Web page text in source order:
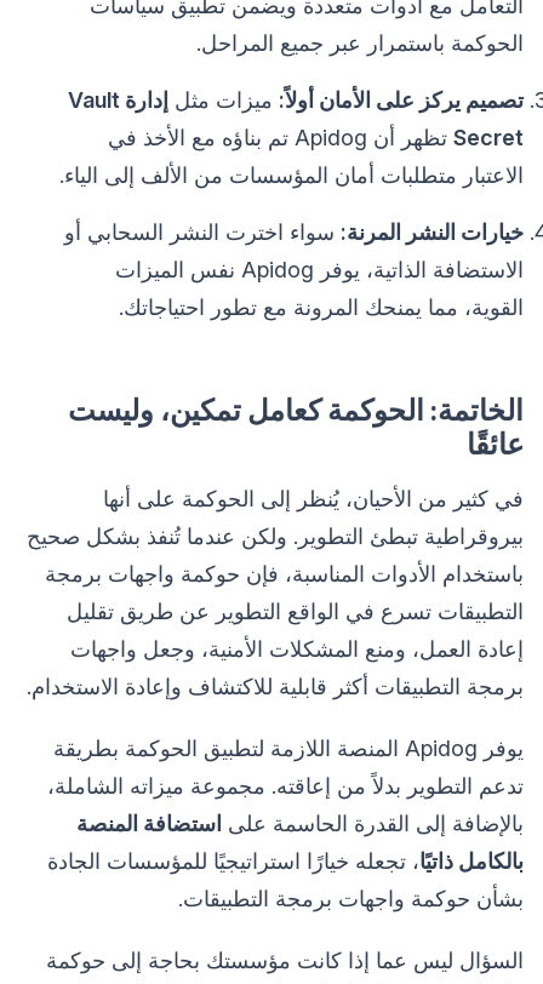
التعامل مع أدوات متعددة ويضمن تطبيق سياسات
الحوكمة باستمرار عبر جميع المراحل.
تصميم يركز على الأمان أولاً: ميزات مثل
إدارة Vault
Secret
تظهر أن Apidog تم بناؤه مع الأخذ في
الاعتبار متطلبات أمان المؤسسات من الألف إلى الياء.
خيارات النشر المرنة: سواء اخترت النشر السحابي أو
الاستضافة الذاتية، يوفر Apidog نفس الميزات
القوية، مما يمنحك المرونة مع تطور احتياجاتك.
الخاتمة: الحوكمة كعامل تمكين، وليست
عائقًا
في كثير من الأحيان، يُنظر إلى الحوكمة على أنها
بيروقراطية تبطئ التطوير. ولكن عندما تُنفذ بشكل صحيح
باستخدام الأدوات المناسبة، فإن حوكمة واجهات برمجة
التطبيقات تسرع في الواقع التطوير عن طريق تقليل
إعادة العمل، ومنع المشكلات الأمنية، وجعل واجهات
برمجة التطبيقات أكثر قابلية للاكتشاف وإعادة الاستخدام.
يوفر Apidog المنصة اللازمة لتطبيق الحوكمة بطريقة
تدعم التطوير بدلاً من إعاقته. مجموعة ميزاته الشاملة،
بالإضافة إلى القدرة الحاسمة على استضافة المنصة
بالكامل ذاتيًا، تجعله خيارًا استراتيجيًا للمؤسسات الجادة
بشأن حوكمة واجهات برمجة التطبيقات.
السؤال ليس عما إذا كانت مؤسستك بحاجة إلى حوكمة